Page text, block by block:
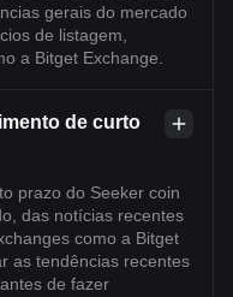
gerais do mercado
de listagem,
a Bitget Exchange.
de curto
prazo do Seeker coin
das notícias recentes
como a Bitget
as tendências recentes
de fazer